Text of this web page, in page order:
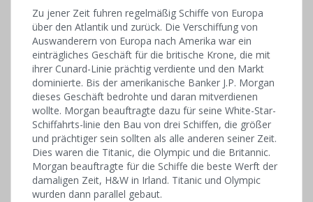
Zu jener Zeit fuhren regelmäßig Schiffe von Europa
über den Atlantik und zurück. Die Verschiffung von
Auswanderern von Europa nach Amerika war ein
einträgliches Geschäft für die britische Krone, die mit
ihrer Cunard-Linie prächtig verdiente und den Markt
dominierte. Bis der amerikanische Banker J.P. Morgan
dieses Geschäft bedrohte und daran mitverdienen
wollte. Morgan beauftragte dazu für seine White-Star-
Schiffahrts-linie den Bau von drei Schiffen, die größer
und prächtiger sein sollten als alle anderen seiner Zeit.
Dies waren die Titanic, die Olympic und die Britannic.
Morgan beauftragte für die Schiffe die beste Werft der
damaligen Zeit, H&W in Irland. Titanic und Olympic
wurden dann parallel gebaut.